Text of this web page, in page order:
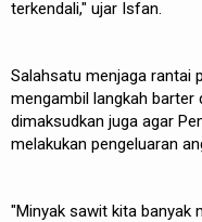
terkendali," ujar Isfan.
Salahsatu menjaga rantai
mengambil langkah barter
dimaksudkan juga agar
melakukan pengeluaran
"Minyak sawit kita banyak